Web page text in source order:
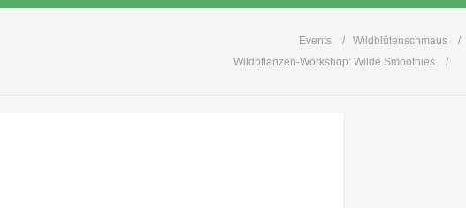
Events
Wildblütenschmaus
Wildpflanzen-Workshop: Wilde Smoothies